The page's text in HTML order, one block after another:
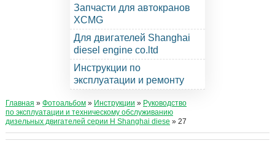
Запчасти для автокранов
XCMG
Для двигателей Shanghai
diesel engine co.ltd
Инструкции по
эксплуатации и ремонту
Главная » Фотоальбом» Инструкции » Руководство
по эксплуатации и техническому обслуживанию
дизельных двигателей серии Н Shanghai diese » 27